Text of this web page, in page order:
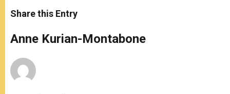
t
s
p
p
s
e
g
e
e
b
o
k
r
Share this Entry
Anne Kurian-Montabone